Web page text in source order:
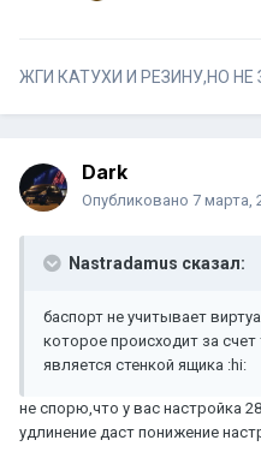
ЖГИ КАТУХИ И РЕЗИНУ,НО НЕ
Dark
Опубликовано 7 марта,
Nastradamus сказал:
баспорт не учитывает
которое происходит за счет
является стенкой ящика :hi:
не спорю,что у вас настройка
удлинение даст понижение